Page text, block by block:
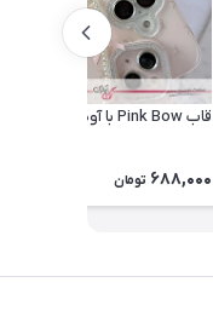
قاب Pink Bow با آویز (کدC2276)
688,000 تومان